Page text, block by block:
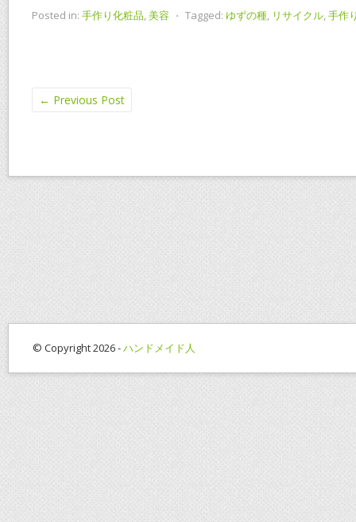
e
o
k
ittai er e
Posted in: 手作り化粧品,美容 ⋅ Tagged: ゆずの種, リサイクル,手作
← Previous Post
© Copyright 2026 -ハンドメイド人